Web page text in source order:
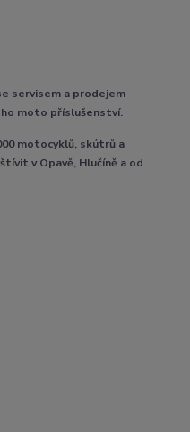
servisem a prodejem
moto příslušenství.
motocyklů, skútrů a
v Opavě, Hlučíně a od